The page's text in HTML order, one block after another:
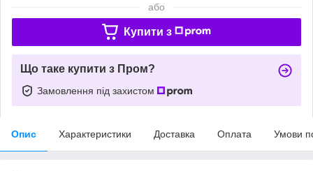
або
Купити з
Що таке купити з Пром?
Замовлення під захистом
Опис Характеристики Доставка Оплата Умови